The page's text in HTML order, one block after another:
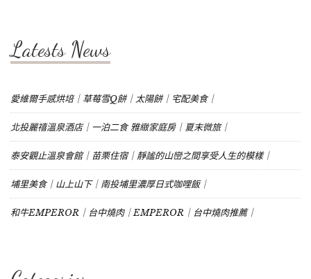
Latests News
愛維爾手感烘培｜草莓雪Q餅｜太陽餅｜宅配美食｜
北投麗禧溫泉酒店｜一泊二食 雅緻家庭房｜夏末微旅｜
泰安觀止溫泉會館｜苗栗住宿｜靜謐的山巒之間享受人生的模樣｜
埔里美食｜山上山下｜南投埔里濃厚日式咖哩飯｜
和牛EMPEROR｜台中燒肉｜EMPEROR｜台中燒肉推薦｜